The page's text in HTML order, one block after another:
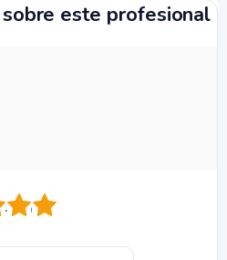
este profesional
5